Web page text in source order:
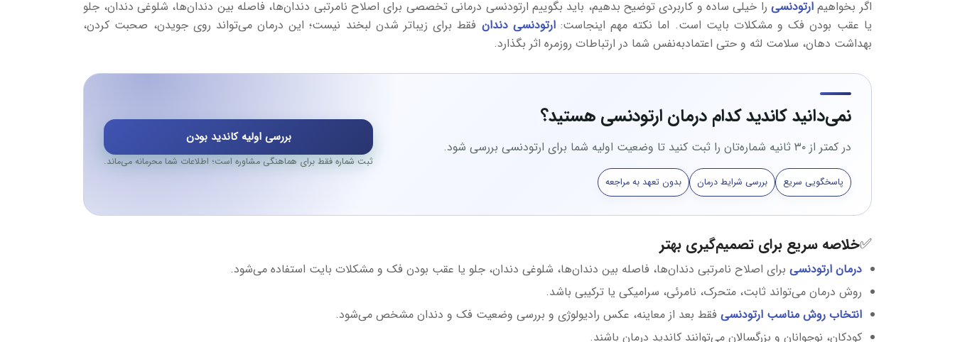
اگر بخواهیم ارتودنسیرا خیلی ساده و کاربردی توضیح بدهیم، باید بگوییم ارتودنسی درمانی تخصصی برای اصلاح نامرتبی دندان‌ها، فاصله بین دندان‌ها، شلوغی دندان، جلو
یا عقب بودن فک و مشکلات بایت است. اما نکته مهم اینجاست:ارتودنسی دندان فقط برای زیباتر شدن لبخند نیست؛ این درمان می‌تواند روی جویدن، صحبت کردن،
بهداشت دهان، سلامت لثه و حتی اعتمادبه‌نفس شما در ارتباطات روزمره اثر بگذارد.
نمی‌دانید کاندید کدام درمان ارتودنسی هستید؟
در کمتر از ۳۰ ثانیه شماره‌تان را ثبت کنید تا وضعیت اولیه شما برای ارتودنسی بررسی شود.
پاسخگویی سریع بررسی شرایط درمان بدون تعهد به مراجعه
بررسی اولیه کاندید بودن
ثبت شماره فقط برای هماهنگی مشاوره است؛ اطلاعات شما محرمانه می‌ماند.
✅خلاصه سریع برای تصمیم‌گیری بهتر
درمان ارتودنسی برای اصلاح نامرتبی دندان‌ها، فاصله بین دندان‌ها، شلوغی دندان، جلو یا عقب بودن فک و مشکلات بایت استفاده می‌شود.
روش درمان می‌تواند ثابت، متحرک، نامرئی، سرامیکی یا ترکیبی باشد.
انتخاب روش مناسب ارتودنسی فقط بعد از معاینه، عکس رادیولوژی و بررسی وضعیت فک و دندان مشخص می‌شود.
کودکان، نوجوانان و بزرگسالان می‌توانند کاندید درمان باشند.